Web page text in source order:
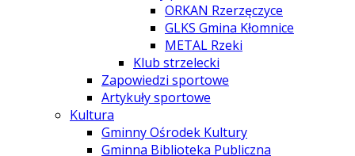
ORKAN Rzerzęczyce
GLKS Gmina Kłomnice
METAL Rzeki
Klub strzelecki
Zapowiedzi sportowe
Artykuły sportowe
Kultura
Gminny Ośrodek Kultury
Gminna Biblioteka Publiczna